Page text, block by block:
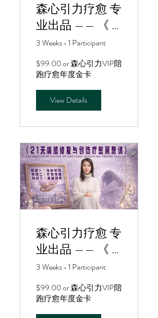
森心引力疗愈 专
业出品 —— 《 21
天告别爱宠重拾
人生疗愈冥想课
》
3 Weeks• 1 Participant
$99.00 or 森心引力VIP陪
跑疗愈年度金卡
View Details
森心引力疗愈 专
业出品 —— 《 21
天情感修复与创
伤疗愈冥想课 》
3 Weeks• 1 Participant
$99.00 or 森心引力VIP陪
跑疗愈年度金卡